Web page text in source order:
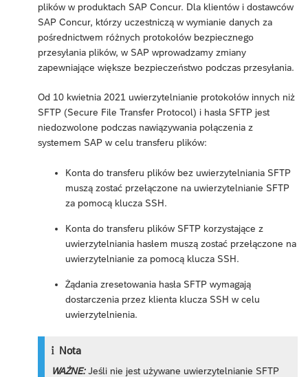
plików w produktach SAP Concur. Dla klientów i dostawców
SAP Concur, którzy uczestniczą w wymianie danych za
pośrednictwem różnych protokołów bezpiecznego
przesyłania plików, w SAP wprowadzamy zmiany
zapewniające większe bezpieczeństwo podczas przesyłania.
Od 10 kwietnia 2021 uwierzytelnianie protokołów innych niż
SFTP (Secure File Transfer Protocol) i hasła SFTP jest
niedozwolone podczas nawiązywania połączenia z
systemem SAP w celu transferu plików:
Konta do transferu plików bez uwierzytelniania SFTP
muszą zostać przełączone na uwierzytelnianie SFTP
za pomocą klucza SSH.
Konta do transferu plików SFTP korzystające z
uwierzytelniania hasłem muszą zostać przełączone na
uwierzytelnianie za pomocą klucza SSH.
Żądania zresetowania hasła SFTP wymagają
dostarczenia przez klienta klucza SSH w celu
uwierzytelnienia.
Nota
WAŻNE:Jeśli nie jest używane uwierzytelnianie SFTP